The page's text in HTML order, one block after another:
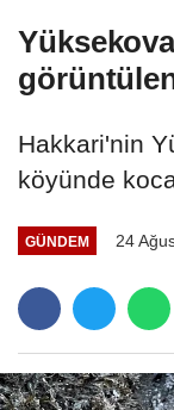
Hakkari'nin
köyünde
GÜNDEM 24